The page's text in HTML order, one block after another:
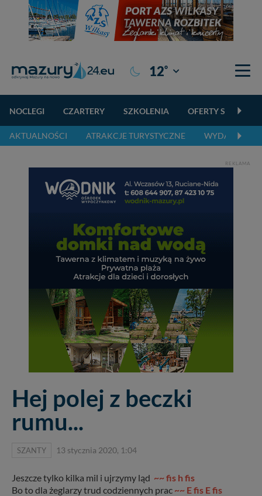
12° Giżycko
NOCLEGI CZARTERY SZKOLENIA OFERTY
AKTUALNOŚCI ATRAKCJE TURYSTYCZNE WYDARZENIA
REKLAMA
Hej polej z beczki
rumu...
SZANTY 13 stycznia 2020, 1:04
Jeszcze tylko kilka mil i ujrzymy ląd ~~ fis h fis
Bo to dla żeglarzy trud codziennych prac ~~ E fis E fis